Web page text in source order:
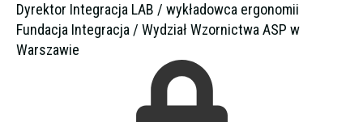
Dyrektor Integracja LAB / wykładowca ergonomii
Fundacja Integracja / Wydział Wzornictwa ASP w
Warszawie